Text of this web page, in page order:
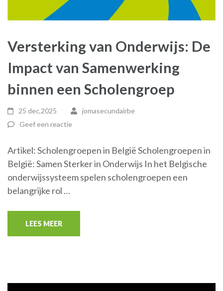
Versterking van Onderwijs: De
Impact van Samenwerking
binnen een Scholengroep
25 dec,2025
jomasecundairbe
Geef een reactie
Artikel: Scholengroepen in België Scholengroepen in
België: Samen Sterker in Onderwijs In het Belgische
onderwijssysteem spelen scholengroepen een
belangrijke rol …
LEES MEER